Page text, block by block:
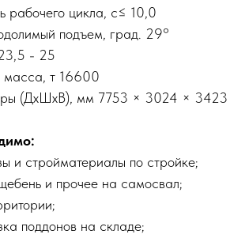
рабочего цикла, с≤ 10,0
подъем, град. 29°
- 25
масса, т 16600
(ДхШхВ), мм 7753 × 3024 × 3423
и стройматериалы по стройке;
и прочее на самосвал;
поддонов на складе;